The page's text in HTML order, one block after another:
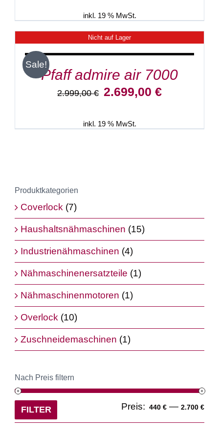
499,00 €
inkl. 19 % MwSt.
Nicht auf Lager
Sale!
DETAILS
Pfaff admire air 7000
2.999,00€ Ursprünglicher
2.999,00 €
2.699,00 €Aktueller
inkl. 19 % MwSt.
Produktkategorien
Coverlock (7)
Haushaltsnähmaschinen (15)
Industrienähmaschinen (4)
Nähmaschinenersatzteile (1)
Nähmaschinenmotoren (1)
Overlock (10)
Zuschneidemaschinen (1)
Nach Preis filtern
FILTER Preis: 440 € — 2.700 €